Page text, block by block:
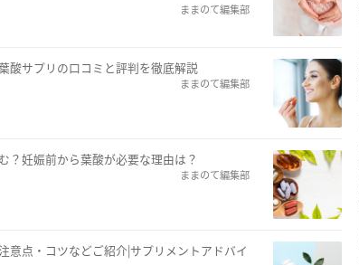
ままのて編集部
酸サプリの口コミと評判を徹底解説
ままのて編集部
？妊娠前から葉酸が必要な理由は？
ままのて編集部
意点・コツなどご紹介|サプリメントアドバイ